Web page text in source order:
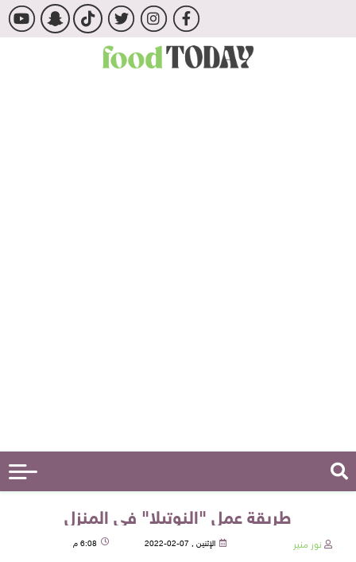
طريقة عمل "النوتيلا" فى المنزل
نور منير الإثنين , 07-02-2022 6:08 م